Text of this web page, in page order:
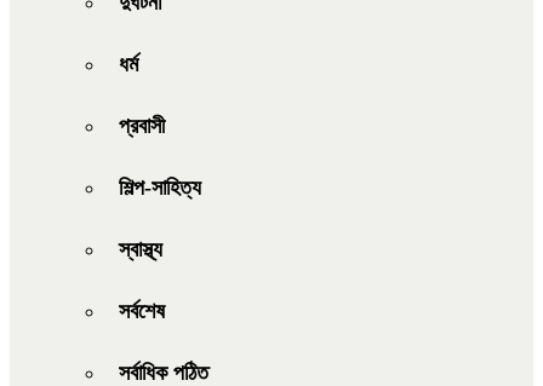
ধর্ম
প্রবাসী
শিল্প-সাহিত্য
স্বাস্থ্য
সর্বশেষ
সর্বাধিক পঠিত